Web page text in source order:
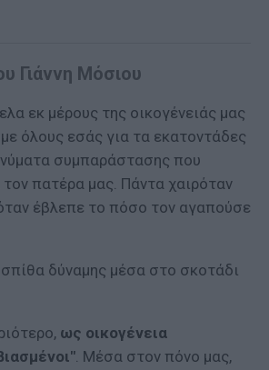
Γιάννη Μόσιου
εκ μέρους της οικογένειάς μας
όλους εσάς για τα εκατοντάδες
συμπαράστασης που
τον πατέρα μας. Πάντα χαιρόταν
έβλεπε το πόσο τον αγαπούσε
δύναμης μέσα στο σκοτάδι
ως οικογένεια
. Μέσα στον πόνο μας,